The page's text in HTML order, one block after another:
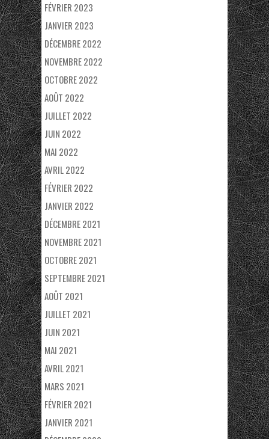
FÉVRIER 2023
JANVIER 2023
DÉCEMBRE 2022
NOVEMBRE 2022
OCTOBRE 2022
AOÛT 2022
JUILLET 2022
JUIN 2022
MAI 2022
AVRIL 2022
FÉVRIER 2022
JANVIER 2022
DÉCEMBRE 2021
NOVEMBRE 2021
OCTOBRE 2021
SEPTEMBRE 2021
AOÛT 2021
JUILLET 2021
JUIN 2021
MAI 2021
AVRIL 2021
MARS 2021
FÉVRIER 2021
JANVIER 2021